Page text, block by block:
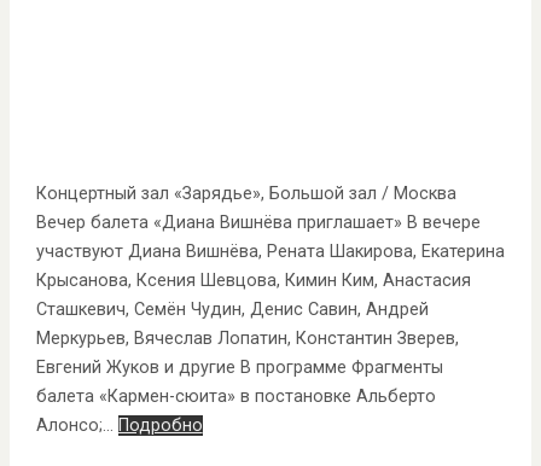
Концертный зал «Зарядье», Большой зал / Москва
Вечер балета «Диана Вишнёва приглашает» В вечере
участвуют Диана Вишнёва, Рената Шакирова, Екатерина
Крысанова, Ксения Шевцова, Кимин Ким, Анастасия
Сташкевич, Семён Чудин, Денис Савин, Андрей
Меркурьев, Вячеслав Лопатин, Константин Зверев,
Евгений Жуков и другие В программе Фрагменты
балета «Кармен-сюита» в постановке Альберто
Алонсо;… Подробно